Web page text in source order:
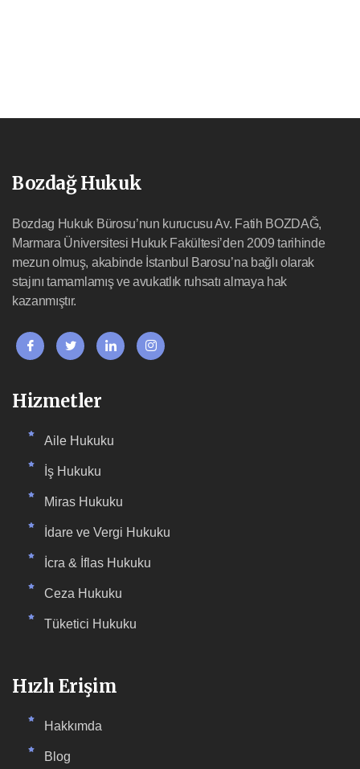
Bozdağ Hukuk
Bozdag Hukuk Bürosu’nun kurucusu Av. Fatih BOZDAĞ,
Marmara Üniversitesi Hukuk Fakültesi’den 2009 tarihinde
mezun olmuş, akabinde İstanbul Barosu’na bağlı olarak
stajını tamamlamış ve avukatlık ruhsatı almaya hak
kazanmıştır.
Hizmetler
Aile Hukuku
İş Hukuku
Miras Hukuku
İdare ve Vergi Hukuku
İcra & İflas Hukuku
Ceza Hukuku
Tüketici Hukuku
Hızlı Erişim
Hakkımda
Blog